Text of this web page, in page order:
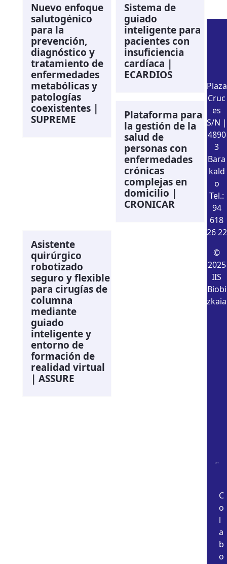
Nuevo enfoque
salutogénico
para la
prevención,
diagnóstico y
tratamiento de
enfermedades
metabólicas y
patologías
coexistentes |
SUPREME
Sistema de
guiado
inteligente para
pacientes con
insuficiencia
cardíaca |
ECARDIOS
Plataforma para
la gestión de la
salud de
personas con
enfermedades
crónicas
complejas en
domicilio |
CRONICAR
Asistente
quirúrgico
robotizado
seguro y flexible
para cirugías de
columna
mediante
guiado
inteligente y
entorno de
formación de
realidad virtual
| ASSURE
Plaza
Cruc
es
S/N |
4890
3
Bara
kald
o
Tel.:
94
618
26 22
©
2025
IIS
Biobi
zkaia
C
o
l
a
b
o